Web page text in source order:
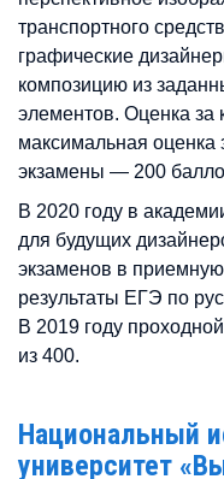
транспортного
графические
композицию из
элементов. Оценка
максимальная оценка
экзамены — 200
В 2020 году в
для будущих
экзаменов в
результаты ЕГЭ по
В 2019 году
из 400.
Национальный
университет